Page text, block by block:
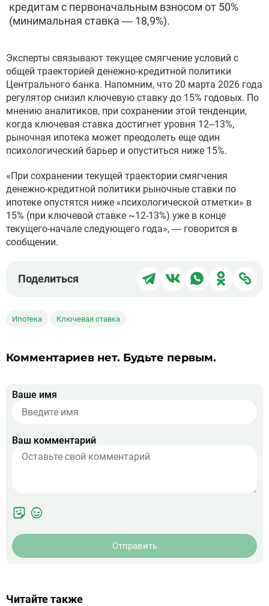
кредитам с первоначальным взносом от 50%
(минимальная ставка — 18,9%).
Эксперты связывают текущее смягчение условий с
общей траекторией денежно-кредитной политики
Центрального банка. Напомним, что 20 марта 2026 года
регулятор снизил ключевую ставку до 15% годовых. По
мнению аналитиков, при сохранении этой тенденции,
когда ключевая ставка достигнет уровня 12–13%,
рыночная ипотека может преодолеть еще один
психологический барьер и опуститься ниже 15%.
«При сохранении текущей траектории смягчения
денежно-кредитной политики рыночные ставки по
ипотеке опустятся ниже «психологической отметки» в
15% (при ключевой ставке ~12-13%) уже в конце
текущего-начале следующего года», — говорится в
сообщении.
Поделиться
Поделиться
Поделиться
в
Поделиться
Ипотека Ключевая ставка
Комментариев нет. Будьте первым.
Ваше имя
Ваш комментарий
Отправить
Читайте также